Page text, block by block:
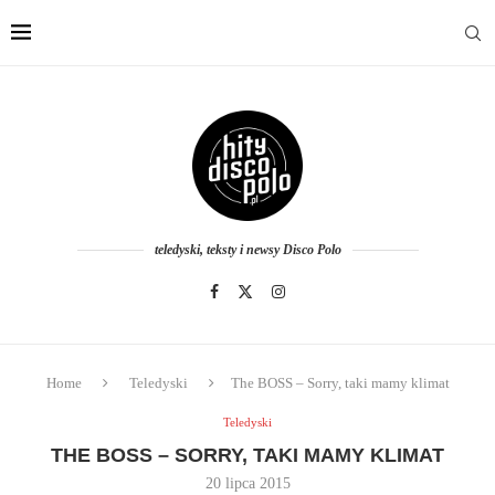
teledyski, teksty i newsy Disco Polo
Home Teledyski The BOSS – Sorry, taki mamy klimat
Teledyski
THE BOSS – SORRY, TAKI MAMY KLIMAT
20 lipca 2015